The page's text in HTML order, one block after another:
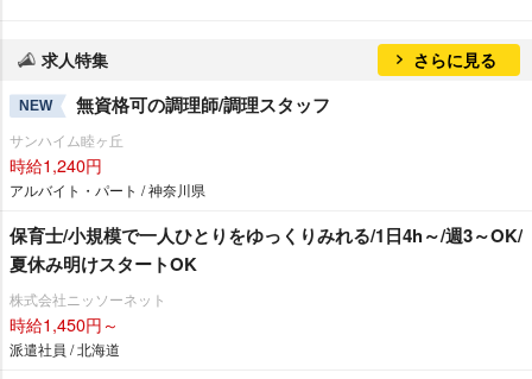
求人特集 さらに見る
NEW 無資格可の調理師/調理スタッフ
サンハイム睦ヶ丘
時給1,240円
アルバイト・パート / 神奈川県
保育士/小規模で一人ひとりをゆっくりみれる/1日4h～/週3～OK/
夏休み明けスタートOK
株式会社ニッソーネット
時給1,450円～
派遣社員 / 北海道